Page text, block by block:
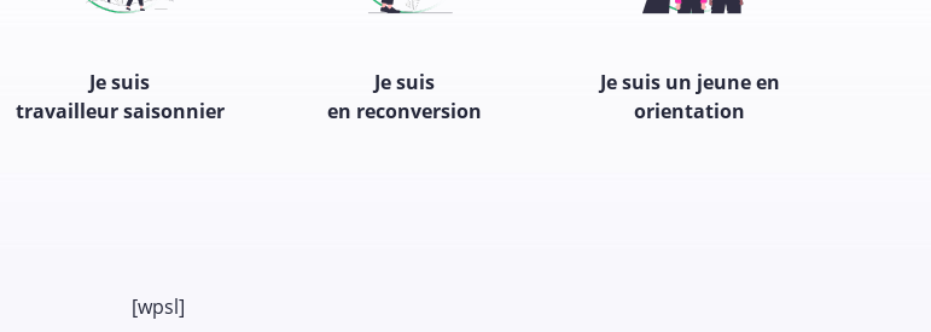
Je suis
travailleur saisonnier
Je suis
en reconversion
Je suis un jeune en
orientation
[wpsl]